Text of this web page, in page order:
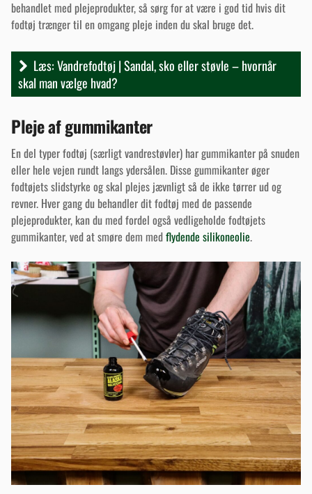
behandlet med plejeprodukter, så sørg for at være i god tid hvis dit
fodtøj trænger til en omgang pleje inden du skal bruge det.
Læs: Vandrefodtøj | Sandal, sko eller støvle – hvornår
skal man vælge hvad?
Pleje af gummikanter
En del typer fodtøj (særligt vandrestøvler) har gummikanter på snuden
eller hele vejen rundt langs ydersålen. Disse gummikanter øger
fodtøjets slidstyrke og skal plejes jævnligt så de ikke tørrer ud og
revner. Hver gang du behandler dit fodtøj med de passende
plejeprodukter, kan du med fordel også vedligeholde fodtøjets
gummikanter, ved at smøre dem medflydende silikoneolie.